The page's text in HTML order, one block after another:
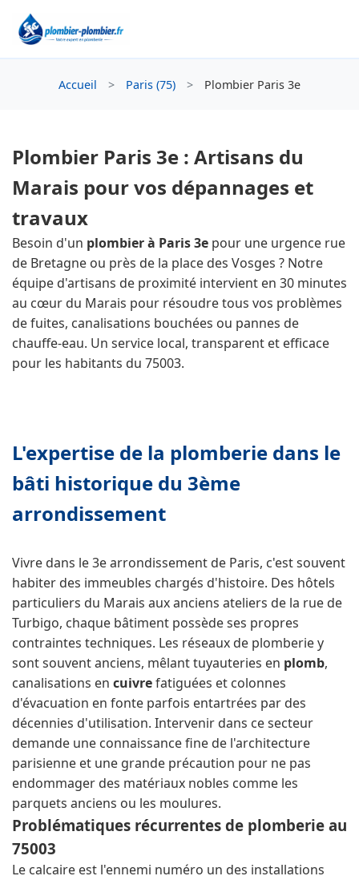
Accueil > Paris (75) > Plombier Paris 3e
Plombier Paris 3e : Artisans du
Marais pour vos dépannages et
travaux
Besoin d'un plombier à Paris 3e pour une urgence rue
de Bretagne ou près de la place des Vosges ? Notre
équipe d'artisans de proximité intervient en 30 minutes
au cœur du Marais pour résoudre tous vos problèmes
de fuites, canalisations bouchées ou pannes de
chauffe-eau. Un service local, transparent et efficace
pour les habitants du 75003.
L'expertise de la plomberie dans le
bâti historique du 3ème
arrondissement
Vivre dans le 3e arrondissement de Paris, c'est souvent
habiter des immeubles chargés d'histoire. Des hôtels
particuliers du Marais aux anciens ateliers de la rue de
Turbigo, chaque bâtiment possède ses propres
contraintes techniques. Les réseaux de plomberie y
sont souvent anciens, mêlant tuyauteries en plomb,
canalisations en cuivrefatiguées et colonnes
d'évacuation en fonte parfois entartrées par des
décennies d'utilisation. Intervenir dans ce secteur
demande une connaissance fine de l'architecture
parisienne et une grande précaution pour ne pas
endommager des matériaux nobles comme les
parquets anciens ou les moulures.
Problématiques récurrentes de plomberie au
75003
Le calcaire est l'ennemi numéro un des installations